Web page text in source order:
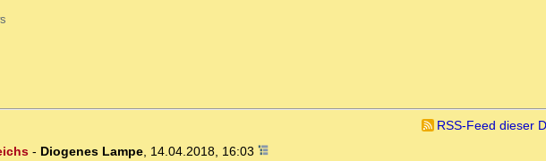
RSS-Feed dieser
- Diogenes Lampe, 14.04.2018, 16:03